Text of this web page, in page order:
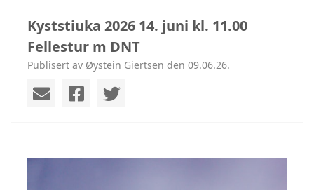
Kyststiuka 2026 14. juni kl. 11.00
Fellestur m DNT
Publisert av Øystein Giertsen den 09.06.26.